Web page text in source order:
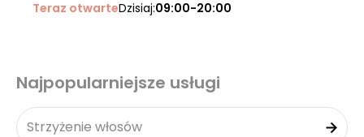
Teraz otwarteDzisiaj:09:00-20:00
Najpopularniejsze usługi
Strzyżenie włosów